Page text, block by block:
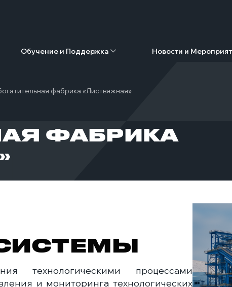
Обучение и Поддержка Новости и
фабрика «Листвяжная»
ФАБРИКА
технологическими процессами
и мониторинга технологических